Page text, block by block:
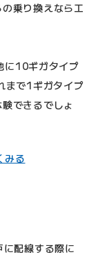
乗り換えなら工
に10ギガタイプ
まで1ギガタイプ
できるでしょ
みる
配線する際に